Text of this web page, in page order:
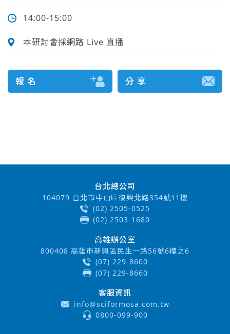
14:00-15:00
本研討會採網路 Live 直播
報 名 分 享
台北總公司
104079 台北市中山區復興北路354號11樓
(02) 2505-0525
(02) 2503-1680
高雄辦公室
800408 高雄市新興區民生一路56號6樓之6
(07) 229-8600
(07) 229-8660
客服資訊
info@sciformosa.com.tw
0800-099-900